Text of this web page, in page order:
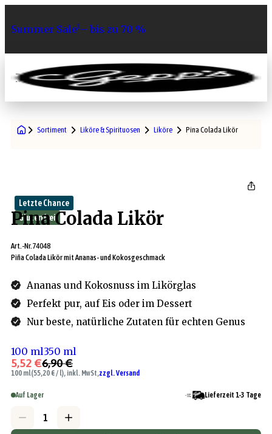
Summer Sale¹– bis zu 70 %
0
Sortiment Liköre & Spirituosen Liköre Pina Colada Likör
Letzte Chance
Glutenfrei
Pina Colada Likör
Art.-Nr.74048
Piña Colada Likör mit Ananas- und Kokosgeschmack
Ananas und Kokosnuss im Likörglas
Perfekt pur, auf Eis oder im Dessert
Nur beste, natürliche Zutaten für echten Genus
100 ml350 ml
5,52 €6,90 €
100 ml(55,20 € / l), inkl. MwSt,zzgl. Versand
Auf Lager Lieferzeit 1-3 Tage